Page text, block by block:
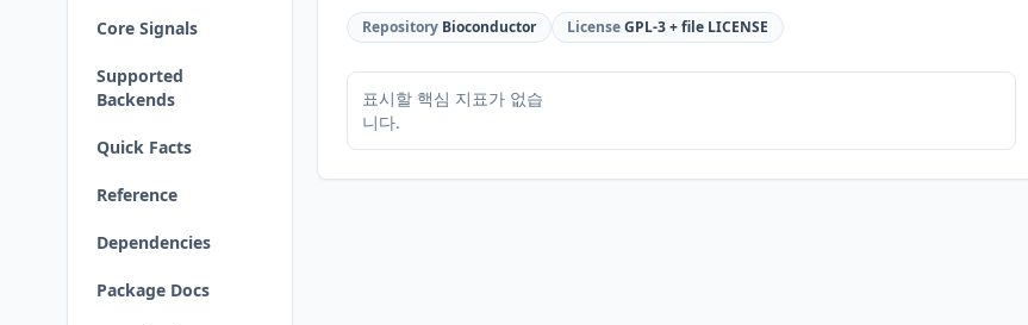
Core Signals
Supported
Backends
Quick Facts
Reference
Dependencies
Package Docs
Repository Bioconductor LicenseGPL-3 + file LICENSE
표시할 핵심 지표가 없습
니다.